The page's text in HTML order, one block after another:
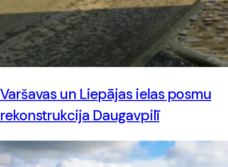
Varšavas un Liepājas ielas posmu
rekonstrukcija Daugavpilī